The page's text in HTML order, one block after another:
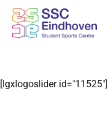
[lgxlogoslider id="11525"]